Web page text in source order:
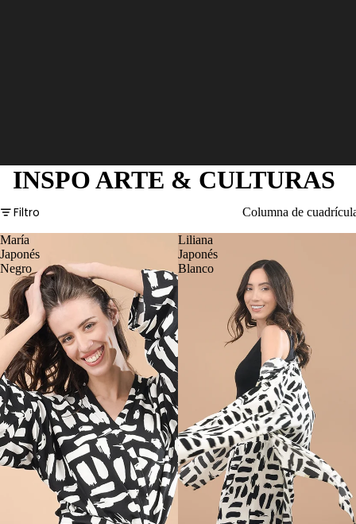
INSPO ARTE & CULTURAS
Filtro Columna de
María
Japonés
Negro
Liliana
Japonés
Blanco